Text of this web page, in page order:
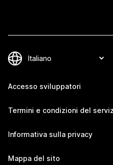
Accesso sviluppatori
Termini e condizioni del
Informativa sulla privacy
Mappa del sito